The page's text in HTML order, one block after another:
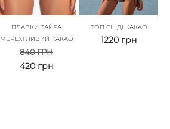
ПЛАВКИ ТАЙРА
МЕРЕХТЛИВИЙ КАКАО
840ГРН
420 грн
ТОП СІНДІ КАКАО
1220 грн